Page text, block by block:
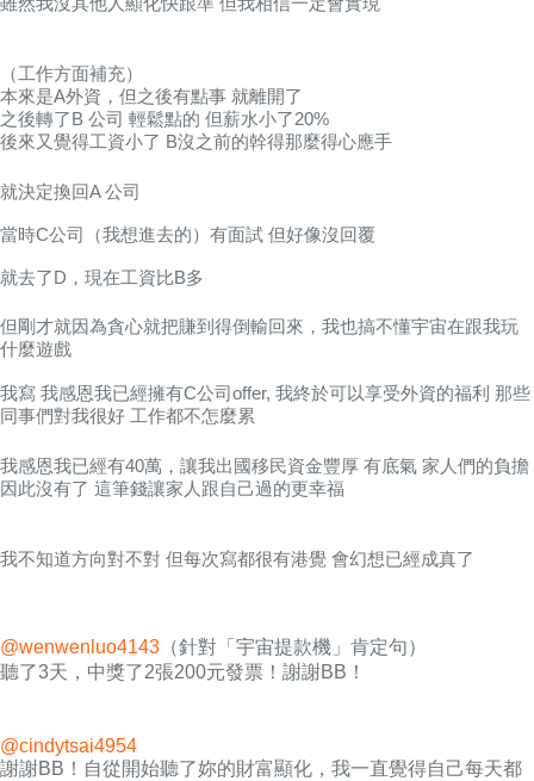
（工作方面補充）
本來是A外資，但之後有點事 就離開了
之後轉了B 公司 輕鬆點的 但薪水小了20%
後來又覺得工資小了 B沒之前的幹得那麼得心應手
就決定換回A 公司
當時C公司（我想進去的）有面試 但好像沒回覆
就去了D，現在工資比B多
但剛才就因為貪心就把賺到得倒輸回來， 我也搞不懂宇宙在跟我玩
什麼遊戲
我寫 我感恩我已經擁有C公司offer, 我終於可以享受外資的福利 那些
同事們對我很好 工作都不怎麼累
我感恩我已經有40萬，讓我出國移民資金豐厚 有底氣 家人們的負擔
因此沒有了 這筆錢讓家人跟自己過的更幸福
我不知道方向對不對 但每次寫都很有港覺 會幻想已經成真了
@wenwenluo4143 （針對「宇宙提款機」肯定句）
聽了3天，中獎了2張200元發票！謝謝BB！
@cindytsai4954
謝謝BB！自從開始聽了妳的財富顯化，我一直覺得自己每天都